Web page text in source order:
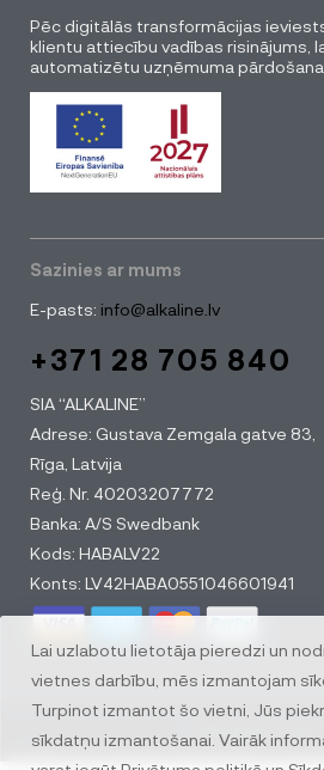
Lai uzlabotu lietotāja pieredzi un
vietnes darbību, mēs izmantojam
Turpinot izmantot šo vietni, Jūs
sīkdatņu izmantošanai. Vairāk
Pēc digitālās transformācijas
klientu attiecību vadības risinājums,
automatizētu uzņēmuma
Sazinies ar mums
E-pasts: info@alkaline.lv
+371 28 705 840
SIA “ALKALINE”
Adrese: Gustava Zemgala gatve 83,
Rīga, Latvija
Reģ. Nr. 40203207772
Banka: A/S Swedbank
Kods: HABALV22
Konts: LV42HABA0551046601941
© All rights